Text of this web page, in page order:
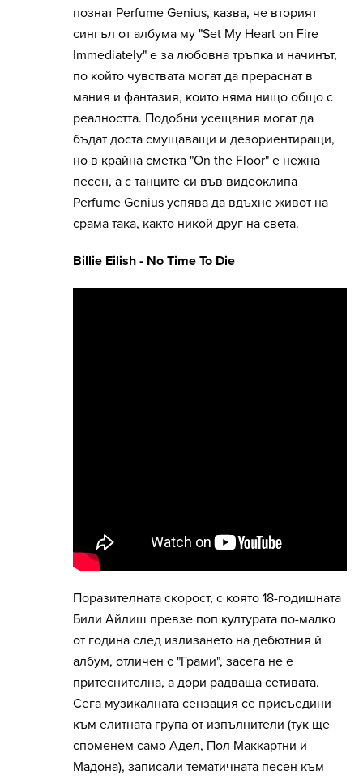
познат Perfume Genius, казва, че вторият
сингъл от албума му "Set My Heart on Fire
Immediately" е за любовна тръпка и начинът,
по който чувствата могат да прераснат в
мания и фантазия, които няма нищо общо с
реалността. Подобни усещания могат да
бъдат доста смущаващи и дезориентиращи,
но в крайна сметка "On the Floor" е нежна
песен, а с танците си във видеоклипа
Perfume Genius успява да вдъхне живот на
срама така, както никой друг на света.
Billie Eilish - No Time To Die
Поразителната скорост, с която 18-годишната
Били Айлиш превзе поп културата по-малко
от година след излизането на дебютния й
албум, отличен с "Грами", засега не е
притеснителна, а дори радваща сетивата.
Сега музикалната сензация се присъедини
към елитната група от изпълнители (тук ще
споменем само Адел, Пол Маккартни и
Мадона), записали тематичната песен към